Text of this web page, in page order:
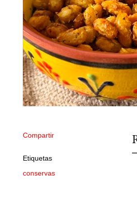
Compartir
Etiquetas
conservas